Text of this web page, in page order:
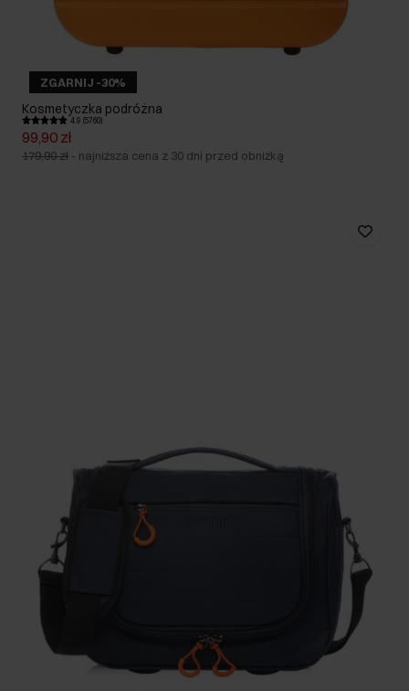
ZGARNIJ -30%
Kosmetyczka podróżna
4.9 (5760)
99,90 zł
179,90 zł - najniższa cena z 30 dni przed obniżką